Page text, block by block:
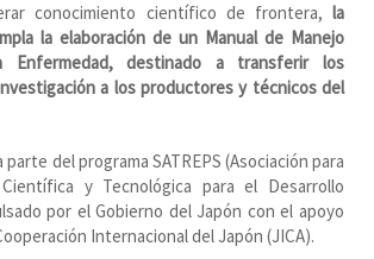
conocimiento científico de frontera, la
la elaboración de un Manual de Manejo
Enfermedad, destinado a transferir los
a los productores y técnicos del
del programa SATREPS (Asociación para
y Tecnológica para el Desarrollo
por el Gobierno del Japón con el apoyo
Internacional del Japón (JICA).